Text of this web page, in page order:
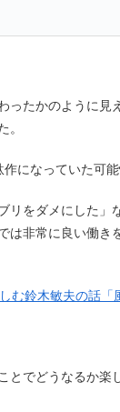
ったかのように見
。
になっていた可能
リをダメにした」
は非常に良い働き
む鈴木敏夫の話「
とでどうなるか楽